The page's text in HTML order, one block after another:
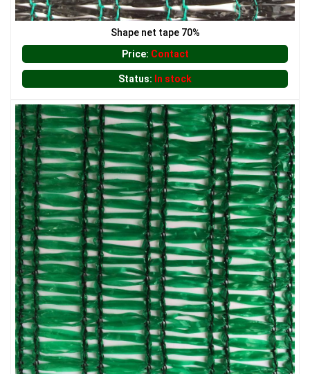
LƯỚI CHE NẮNG
LƯỚI HÀNG RÀO HÌNH CHỮ NHẬT
Shape net tape 70%
Price: Contact
Status: In stock